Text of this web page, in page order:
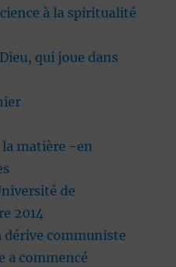
à la spiritualité
qui joue dans
la matière -en
de
2014
dérive communiste
a commencé